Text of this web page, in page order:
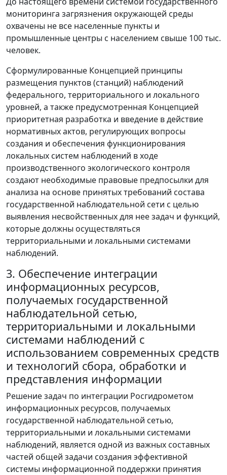
мониторинга загрязнения окружающей среды
охвачены не все населенные пункты и
промышленные центры с населением свыше 100 тыс.
человек.
Сформулированные Концепцией принципы
размещения пунктов (станций) наблюдений
федерального, территориального и локального
уровней, а также предусмотренная Концепцией
приоритетная разработка и введение в действие
нормативных актов, регулирующих вопросы
создания и обеспечения функционирования
локальных систем наблюдений в ходе
производственного экологического контроля
создают необходимые правовые предпосылки для
анализа на основе принятых требований состава
государственной наблюдательной сети с целью
выявления несвойственных для нее задач и функций,
которые должны осуществляться
территориальными и локальными системами
наблюдений.
3. Обеспечение интеграции
информационных ресурсов,
получаемых государственной
наблюдательной сетью,
территориальными и локальными
системами наблюдений с
использованием современных средств
и технологий сбора, обработки и
представления информации
Решение задач по интеграции Росгидрометом
информационных ресурсов, получаемых
государственной наблюдательной сетью,
территориальными и локальными системами
наблюдений, является одной из важных составных
частей общей задачи создания эффективной
системы информационной поддержки принятия